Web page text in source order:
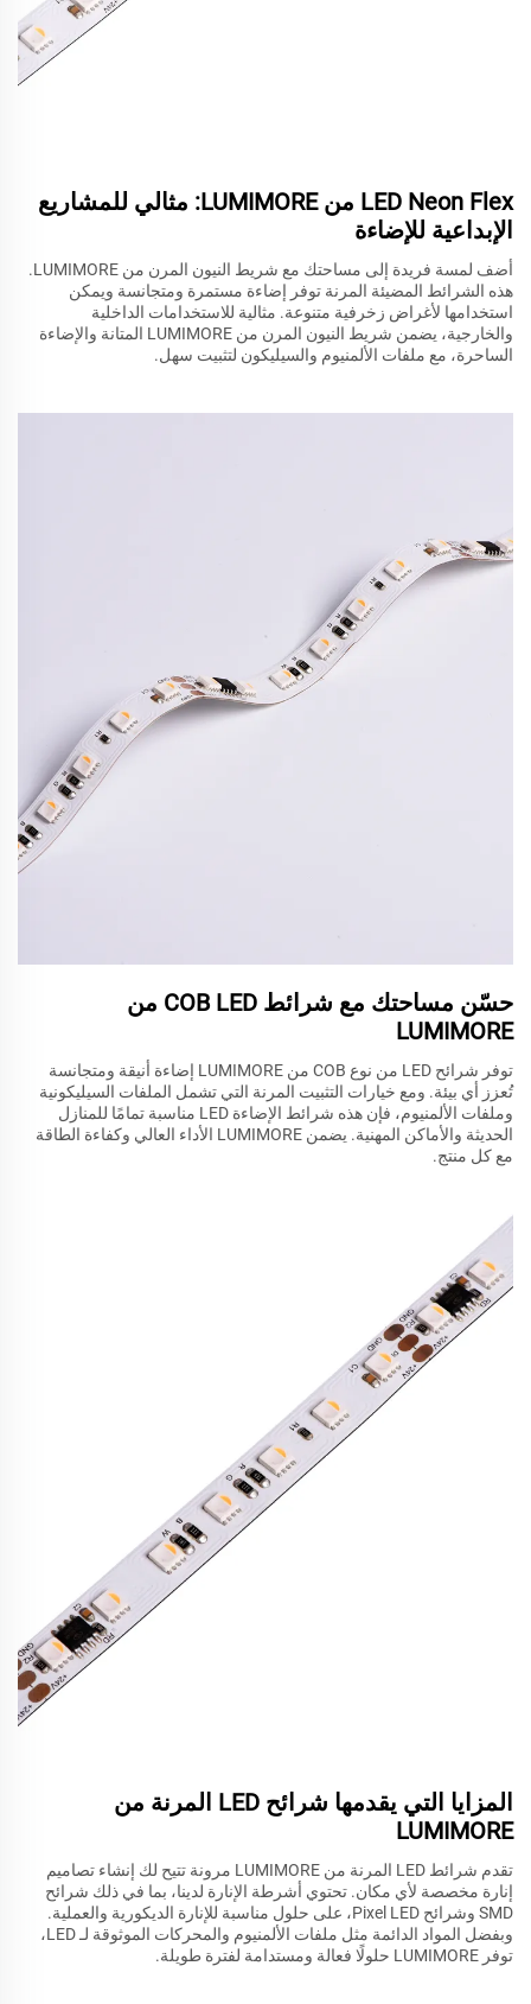
LED Neon Flex من LUMIMORE: مثالي للمشاريع
الإبداعية للإضاءة
أضف لمسة فريدة إلى مساحتك مع شريط النيون المرن من LUMIMORE.
هذه الشرائط المضيئة المرنة توفر إضاءة مستمرة ومتجانسة ويمكن
استخدامها لأغراض زخرفية متنوعة. مثالية للاستخدامات الداخلية
والخارجية، يضمن شريط النيون المرن من LUMIMORE المتانة والإضاءة
الساحرة، مع ملفات الألمنيوم والسيليكون لتثبيت سهل.
حسّن مساحتك مع شرائط COB LED من
LUMIMORE
توفر شرائح LED من نوع COB من LUMIMORE إضاءة أنيقة ومتجانسة
تُعزز أي بيئة. ومع خيارات التثبيت المرنة التي تشمل الملفات السيليكونية
وملفات الألمنيوم، فإن هذه شرائط الإضاءة LED مناسبة تمامًا للمنازل
الحديثة والأماكن المهنية. يضمن LUMIMORE الأداء العالي وكفاءة الطاقة
مع كل منتج.
المزايا التي يقدمها شرائح LED المرنة من
LUMIMORE
تقدم شرائط LED المرنة من LUMIMORE مرونة تتيح لك إنشاء تصاميم
إنارة مخصصة لأي مكان. تحتوي أشرطة الإنارة لدينا، بما في ذلك شرائح
SMD وشرائح Pixel LED، على حلول مناسبة للإنارة الديكورية والعملية.
وبفضل المواد الدائمة مثل ملفات الألمنيوم والمحركات الموثوقة لـ LED،
توفر LUMIMORE حلولًا فعالة ومستدامة لفترة طويلة.